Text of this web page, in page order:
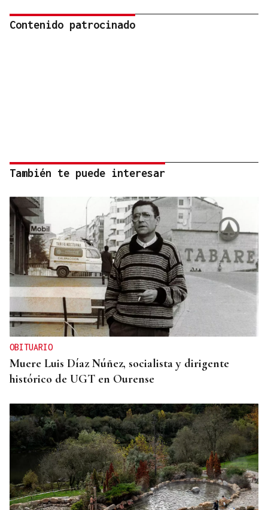
Contenido patrocinado
También te puede interesar
OBITUARIO
Muere Luis Díaz Núñez, socialista y dirigente
histórico de UGT en Ourense